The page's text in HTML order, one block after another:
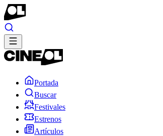
Portada
Buscar
Festivales
Estrenos
Artículos